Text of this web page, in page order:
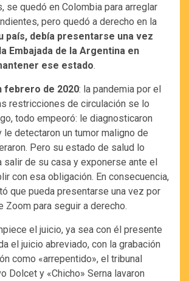
se quedó en Colombia para arreglar
pero quedó a derecho en la
país, debía presentarse una vez
Embajada de la Argentina en
ese estado.
febrero de 2020: la pandemia por el
restricciones de circulación se lo
todo empeoró: le diagnosticaron
le detectaron un tumor maligno de
Pero su estado de salud lo
salir de su casa y exponerse ante el
con esa obligación. En consecuencia,
que pueda presentarse una vez por
Zoom para seguir a derecho.
el juicio, ya sea con él presente
el juicio abreviado, con la grabación
como «arrepentido», el tribunal
Dolcet y «Chicho» Serna lavaron